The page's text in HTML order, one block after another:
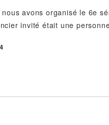
avons organisé le 6e
invité était une